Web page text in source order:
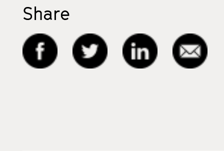
Share